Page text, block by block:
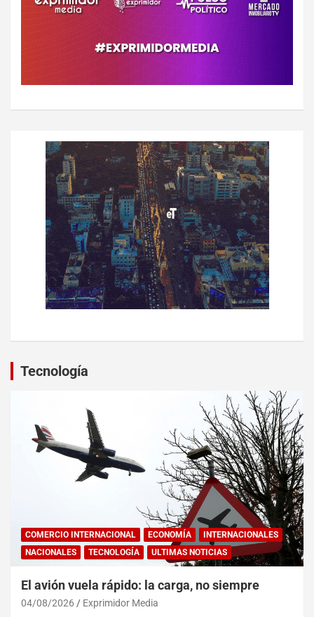
Tecnología
COMERCIO INTERNACIONAL ECONOMÍA
INTERNACIONALES
NACIONALES
TECNOLOGÍA ULTIMAS NOTICIAS
El avión vuela rápido: la carga, no siempre
04/08/2026 Exprimidor Media